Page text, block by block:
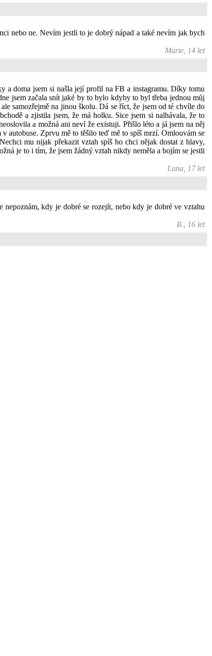
nebo ne. Nevím jestli to je dobrý nápad a také nevím jak bych
Marie, 14 let
a doma jsem si našla její profil na FB a instagramu. Díky tomu
jsem začala snít jaké by to bylo kdyby to byl třeba jednou můj
samozřejmě na jinou školu. Dá se říct, že jsem od té chvíle do
a zjistila jsem, že má holku. Sice jsem si nalhávala, že to
a možná ani neví že existuji. Přišlo léto a já jsem na něj
autobuse. Zprvu mě to těšilo teď mě to spíš mrzí. Omlouvám se
mu nijak překazit vztah spíš ho chci nějak dostat z hlavy,
je to i tím, že jsem žádný vztah nikdy neměla a bojím se jestli
Luna, 17 let
kdy je dobré se rozejít, nebo kdy je dobré ve vztahu
B., 16 let